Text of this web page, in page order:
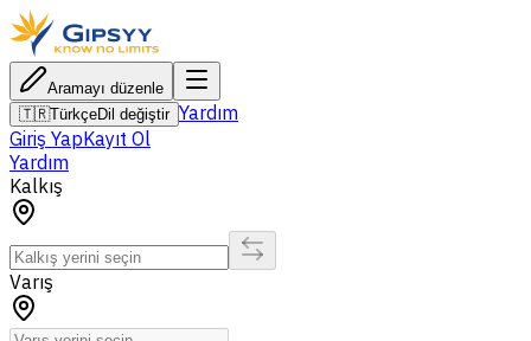
Aramayı düzenle
🇹🇷TürkçeDil değiştir Yardım
Giriş YapKayıt Ol
Yardım
Kalkış
Varış